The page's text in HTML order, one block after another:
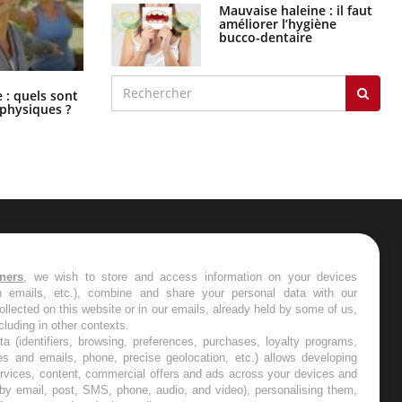
: quels sont
?
Comment éviter une otite pendant
Mauvaise haleine : il faut
améliorer l’hygiène
bucco-dentaire
les semaines les meilleures
, we wish to store and access information on your devices
emails, etc.), combine and share your personal data with our
on this website or in our emails, already held by some of us,
in other contexts.
(identifiers, browsing, preferences, purchases, loyalty programs,
and emails, phone, precise geolocation, etc.) allows developing
content, commercial offers and ads across your devices and
email, post, SMS, phone, audio, and video), personalising them,